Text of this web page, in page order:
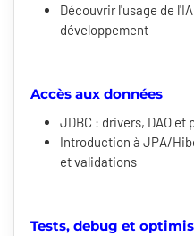
Découvrir l'usage de
développement
Accès aux données
JDBC : drivers, DAO et
Introduction à JPA/
et validations
Tests, debug et